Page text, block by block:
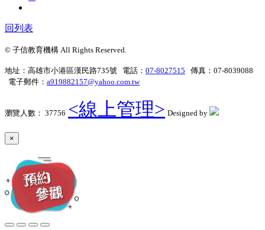
回列表
© 子信教育機構 All Rights Reserved.
地址：高雄市小港區漢民路735號 電話： 07-8027515 傳真：07-8039088
電子郵件： a919882157@yahoo.com.tw
瀏覽人數： 37756 <線上管理> Designed by
×